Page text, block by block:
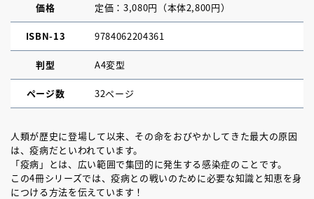
価格 定価：3,080円（本体2,800円）
ISBN-13 9784062204361
判型 A4変型
ページ数 32ページ
人類が歴史に登場して以来、その命をおびやかしてきた最大の原因
は、疫病だといわれています。
「疫病」とは、広い範囲で集団的に発生する感染症のことです。
この4冊シリーズでは、疫病との戦いのために必要な知識と知恵を身
につける方法を伝えています！